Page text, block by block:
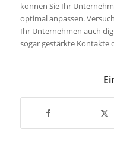
können Sie Ihr
optimal anpassen.
Ihr Unternehmen auch
sogar gestärkte Kontakte